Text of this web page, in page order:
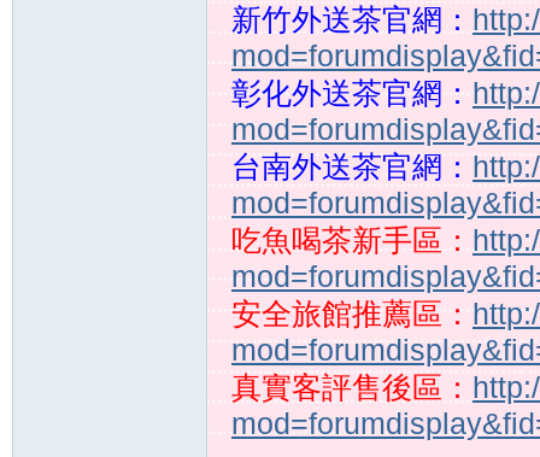
新竹外送茶官網：
彰化外送茶官網：
台南外送茶官網：
吃魚喝茶新手區：
安全旅館推薦區：
真實客評售後區：